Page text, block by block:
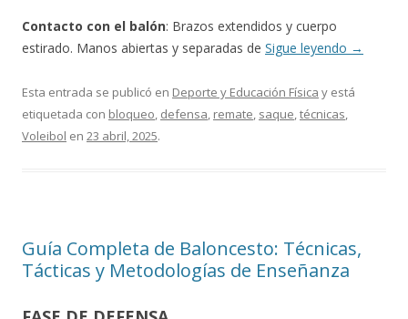
Contacto con el balón: Brazos extendidos y cuerpo
estirado. Manos abiertas y separadas de Sigue leyendo →
Esta entrada se publicó en Deporte y Educación Física y está
etiquetada con bloqueo, defensa, remate, saque,técnicas,
Voleibol en 23 abril, 2025.
Guía Completa de Baloncesto: Técnicas,
Tácticas y Metodologías de Enseñanza